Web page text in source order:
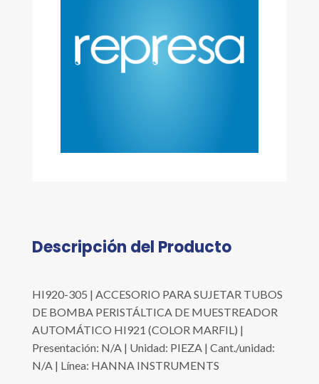
Descripción del Producto
HI920-305 | ACCESORIO PARA SUJETAR TUBOS
DE BOMBA PERISTÁLTICA DE MUESTREADOR
AUTOMÁTICO HI921 (COLOR MARFIL) |
Presentación: N/A | Unidad: PIEZA | Cant./unidad:
N/A | Línea: HANNA INSTRUMENTS